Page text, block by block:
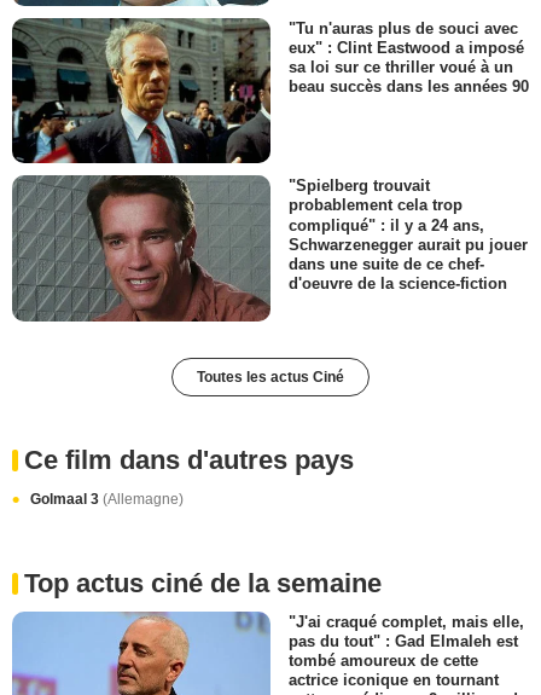
"Tu n'auras plus de souci avec
eux" : Clint Eastwood a imposé
sa loi sur ce thriller voué à un
beau succès dans les années 90
"Spielberg trouvait
probablement cela trop
compliqué" : il y a 24 ans,
Schwarzenegger aurait pu jouer
dans une suite de ce chef-
d'oeuvre de la science-fiction
Toutes les actus Ciné
Ce film dans d'autres pays
Golmaal 3 (Allemagne)
Top actus ciné de la semaine
"J'ai craqué complet, mais elle,
pas du tout" : Gad Elmaleh est
tombé amoureux de cette
actrice iconique en tournant